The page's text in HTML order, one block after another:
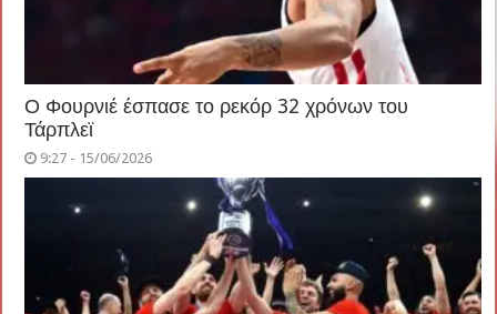
Ο Φουρνιέ έσπασε το ρεκόρ 32 χρόνων του
Τάρπλεϊ
9:27 - 15/06/2026